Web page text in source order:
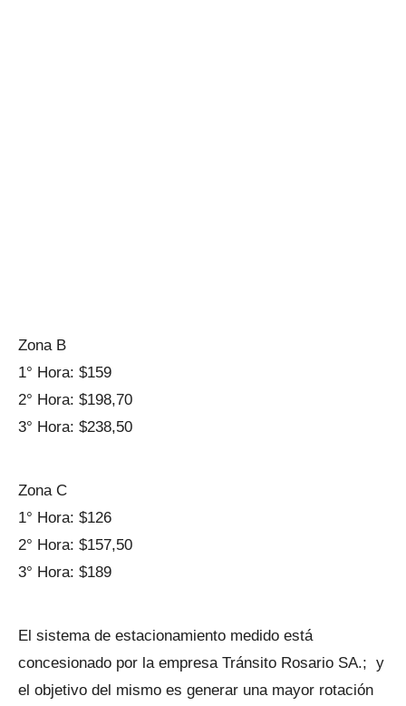
Zona B
1° Hora: $159
2° Hora: $198,70
3° Hora: $238,50
Zona C
1° Hora: $126
2° Hora: $157,50
3° Hora: $189
El sistema de estacionamiento medido está
concesionado por la empresa Tránsito Rosario SA.; y
el objetivo del mismo es generar una mayor rotación